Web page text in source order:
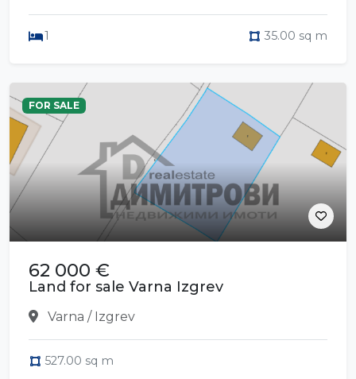
1 35.00 sq m
FOR SALE
62 000 €
Land for sale Varna Izgrev
Varna / Izgrev
527.00 sq m